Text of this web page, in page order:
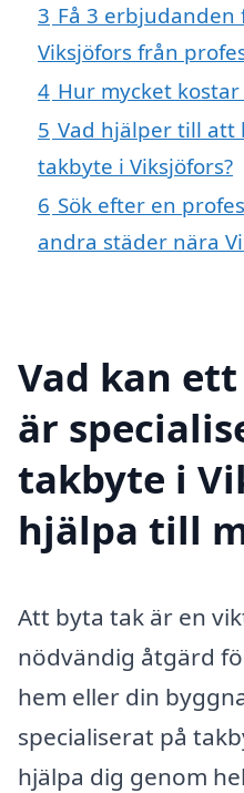
3 Få 3 erbjudanden
Viksjöfors från
4 Hur mycket
5 Vad hjälper till att
takbyte i Viksjöfors?
6 Sök efter en
andra städer nära
Vad kan
är
takbyte i
hjälpa till
Att byta tak är en
nödvändig åtgärd
hem eller din
specialiserat på
hjälpa dig genom